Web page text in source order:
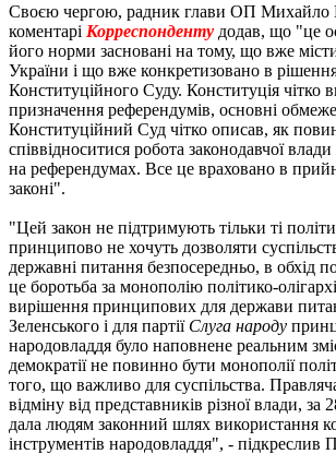
Своєю чергою, радник глави ОП Михайло
коментарі Корреспонденту додав, що "це
його норми засновані на тому, що вже
України і що вже конкретизовано в
Конституційного Суду. Конституція чітко
призначення референдумів, основні
Конституційний Суд чітко описав, як
співвідноситися робота законодавчої
на референдумах. Все це враховано в
законі".
"Цей закон не підтримують тільки ті
принципово не хочуть дозволяти
державні питання безпосередньо, в обхід
це боротьба за монополію політико-
вирішення принципових для держави
Зеленського і для партії Слуга народу
народовладдя було наповнене реальним
демократії не повинно бути монополії
того, що важливо для суспільства.
відміну від представників різної влади, за
дала людям законний шлях використання
інструментів народовладдя", - підкреслив